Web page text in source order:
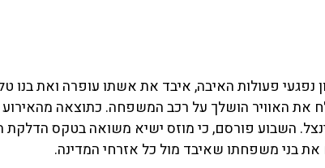
את האוויר הושלך על רכב המשפחה. כתוצאה מהאירוע
השבוע פורסם, כי מוזס ישיא משואה בטקס הדלקת
את בני משפחתו שאיבד מול כל אזרחי המדינה.